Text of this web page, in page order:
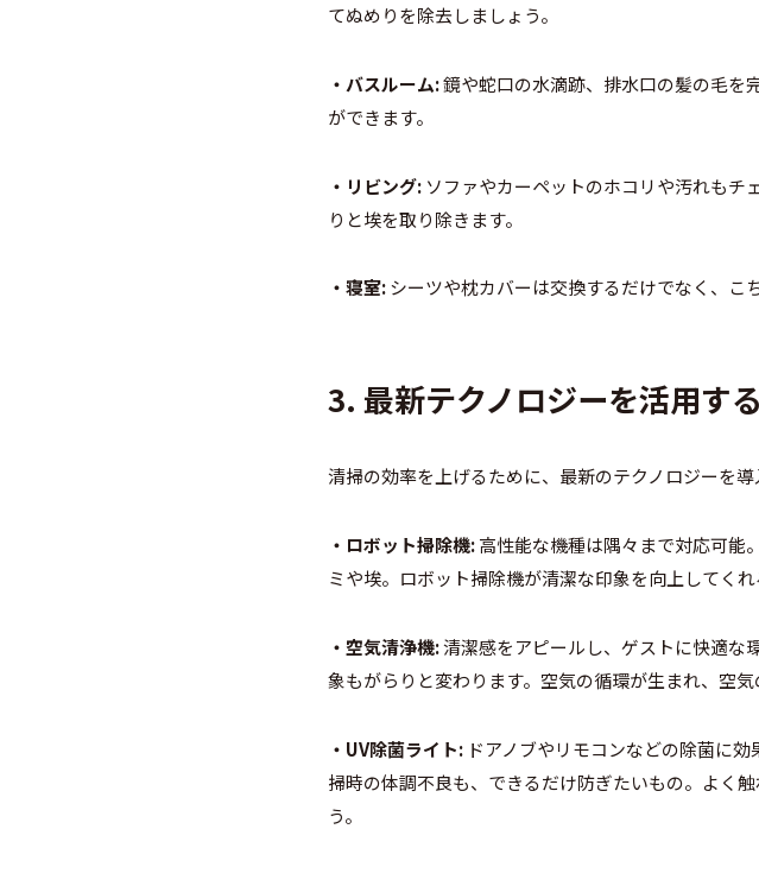
てぬめりを除去しましょう。
・バスルーム:鏡や蛇口の水滴跡、排水口の髪の毛を
ができます。
・リビング: ソファやカーペットのホコリや汚れもチ
りと埃を取り除きます。
・寝室:シーツや枕カバーは交換するだけでなく、こ
3.最新テクノロジーを活用する
清掃の効率を上げるために、最新のテクノロジーを
・ロボット掃除機:高性能な機種は隅々まで対応可能
ミや埃。ロボット掃除機が清潔な印象を向上してくれ
・空気清浄機:清潔感をアピールし、ゲストに快適な
象もがらりと変わります。空気の循環が生まれ、空気
・UV除菌ライト: ドアノブやリモコンなどの除菌に
掃時の体調不良も、できるだけ防ぎたいもの。よく
う。